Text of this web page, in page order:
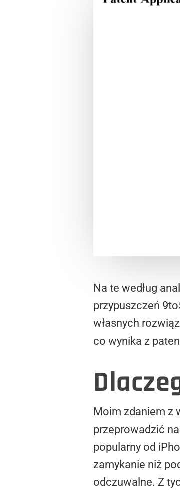
Na te według
przypuszczeń
własnych
co wynika z
Moim zdaniem z
przeprowadzić
popularny od
zamykanie niż
odczuwalne. Z